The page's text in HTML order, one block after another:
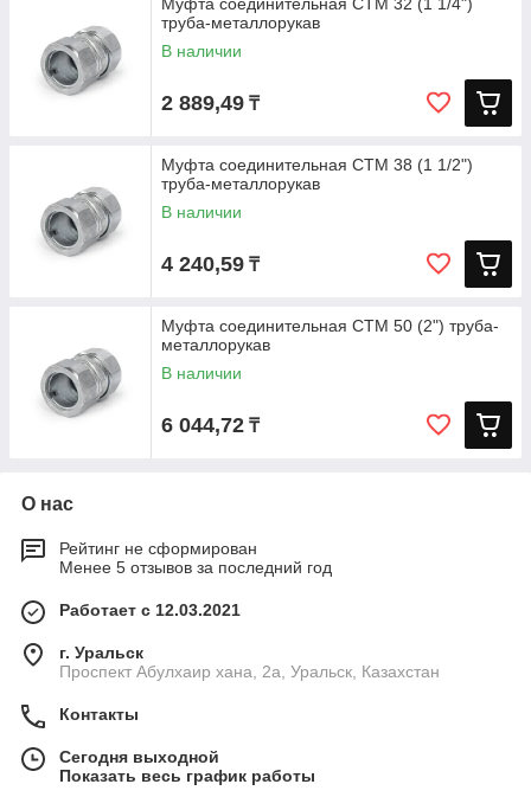
труба-металлорукав
В наличии
2 889,49 ₸
Муфта соединительная СТМ 38 (1 1/2")
труба-металлорукав
В наличии
4 240,59 ₸
Муфта соединительная СТМ 50 (2") труба-
металлорукав
В наличии
6 044,72 ₸
О нас
Рейтинг не сформирован
Менее 5 отзывов за последний год
Работает с 12.03.2021
г. Уральск
Проспект Абулхаир хана, 2а, Уральск, Казахстан
Контакты
Сегодня выходной
Показать весь график работы